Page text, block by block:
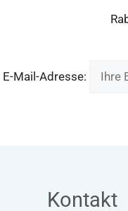
E-Mail-Adresse:
Kontakt